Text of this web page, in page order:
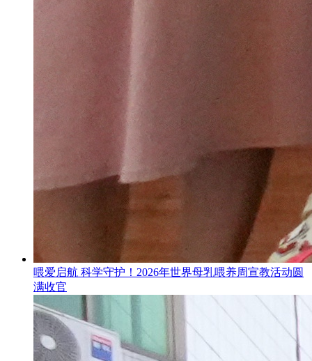
喂爱启航 科学守护！2026年世界母乳喂养周宣教活动圆
满收官